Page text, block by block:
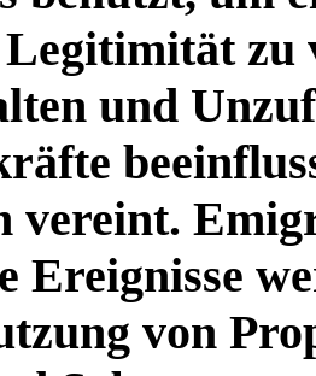
zu
und
vereint.
Ereignisse
von